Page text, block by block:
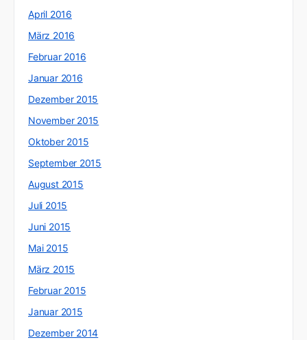
April 2016
März 2016
Februar 2016
Januar 2016
Dezember 2015
November 2015
Oktober 2015
September 2015
August 2015
Juli 2015
Juni 2015
Mai 2015
März 2015
Februar 2015
Januar 2015
Dezember 2014